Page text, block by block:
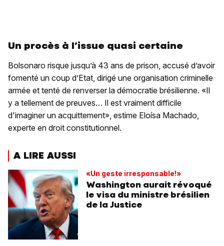
Un procès à l’issue quasi certaine
Bolsonaro risque jusqu’à 43 ans de prison, accusé d’avoir
fomenté un coup d’Etat, dirigé une organisation criminelle
armée et tenté de renverser la démocratie brésilienne. «Il
y a tellement de preuves… Il est vraiment difficile
d'imaginer un acquittement», estime Eloísa Machado,
experte en droit constitutionnel.
A LIRE AUSSI
«Un geste irresponsable!»
Washington aurait révoqué
le visa du ministre brésilien
de la Justice